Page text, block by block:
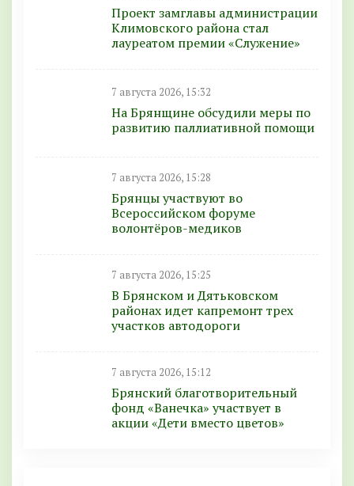
Проект замглавы администрации
Климовского района стал
лауреатом премии «Служение»
7 августа 2026, 15:32
На Брянщине обсудили меры по
развитию паллиативной помощи
7 августа 2026, 15:28
Брянцы участвуют во
Всероссийском форуме
волонтёров-медиков
7 августа 2026, 15:25
В Брянском и Дятьковском
районах идет капремонт трех
участков автодороги
7 августа 2026, 15:12
Брянский благотворительный
фонд «Ванечка» участвует в
акции «Дети вместо цветов»